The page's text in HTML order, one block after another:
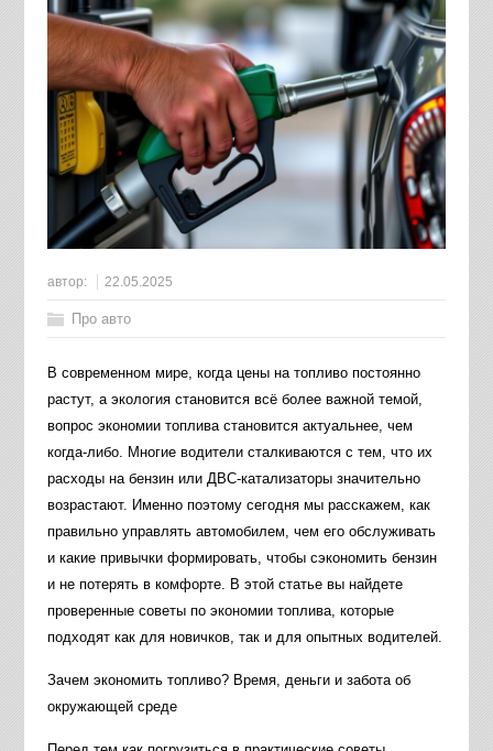
автор: 22.05.2025
Про авто
В современном мире, когда цены на топливо постоянно
растут, а экология становится всё более важной темой,
вопрос экономии топлива становится актуальнее, чем
когда-либо. Многие водители сталкиваются с тем, что их
расходы на бензин или ДВС-катализаторы значительно
возрастают. Именно поэтому сегодня мы расскажем, как
правильно управлять автомобилем, чем его обслуживать
и какие привычки формировать, чтобы сэкономить бензин
и не потерять в комфорте. В этой статье вы найдете
проверенные советы по экономии топлива, которые
подходят как для новичков, так и для опытных водителей.
Зачем экономить топливо? Время, деньги и забота об
окружающей среде